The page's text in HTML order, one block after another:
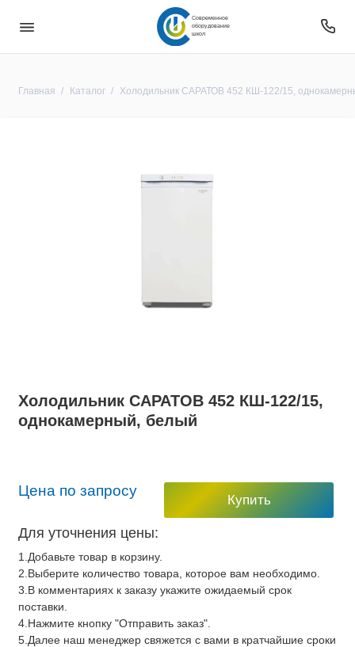
Современное
оборудование
школ
Главная Каталог Холодильник САРАТОВ 452 КШ-122/15,
Холодильник САРАТОВ 452 КШ-122/15,
однокамерный, белый
Цена по запросу
Купить
Для уточнения цены:
1.Добавьте товар в корзину.
2.Выберите количество товара, которое вам необходимо.
3.В комментариях к заказу укажите ожидаемый срок
поставки.
4.Нажмите кнопку "Отправить заказ".
5.Далее наш менеджер свяжется с вами в кратчайшие сроки